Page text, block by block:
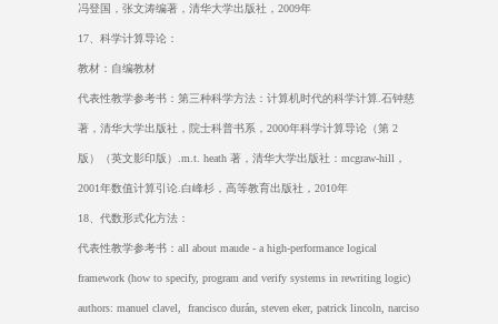
冯登国，张文涛编著，清华大学出版社， 2009年
17 、科学计算导论：
教材：自编教材
代表性教学参考书：第三种科学方法：计算机时代的科学计算 石钟慈
著，清华大学出版社，院士科普书系， 2000年科学计算导论（第 2
版）（英文影印版） .m.t. heath 著，清华大学出版社： mcgraw-hill
2001年数值计算引论 白峰杉，高等教育出版社， 2010年
18 、代数形式化方法：
代表性教学参考书： all about maude - a high-performance logical
framework (how to specify, program and verify systems in rewriting logic)
authors: manuel clavel, francisco durán, steven eker, patrick lincoln, narciso